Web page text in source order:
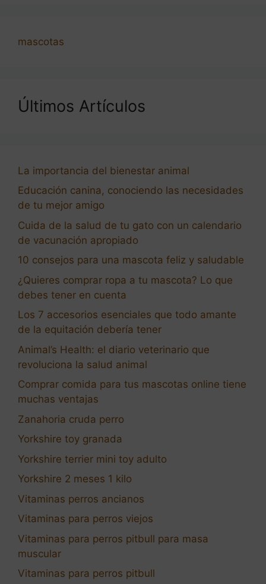
mascotas
Últimos Artículos
La importancia del bienestar animal
Educación canina, conociendo las necesidades
de tu mejor amigo
Cuida de la salud de tu gato con un calendario
de vacunación apropiado
10 consejos para una mascota feliz y saludable
¿Quieres comprar ropa a tu mascota? Lo que
debes tener en cuenta
Los 7 accesorios esenciales que todo amante
de la equitación debería tener
Animal’s Health: el diario veterinario que
revoluciona la salud animal
Comprar comida para tus mascotas online tiene
muchas ventajas
Zanahoria cruda perro
Yorkshire toy granada
Yorkshire terrier mini toy adulto
Yorkshire 2 meses 1 kilo
Vitaminas perros ancianos
Vitaminas para perros viejos
Vitaminas para perros pitbull para masa
muscular
Vitaminas para perros pitbull